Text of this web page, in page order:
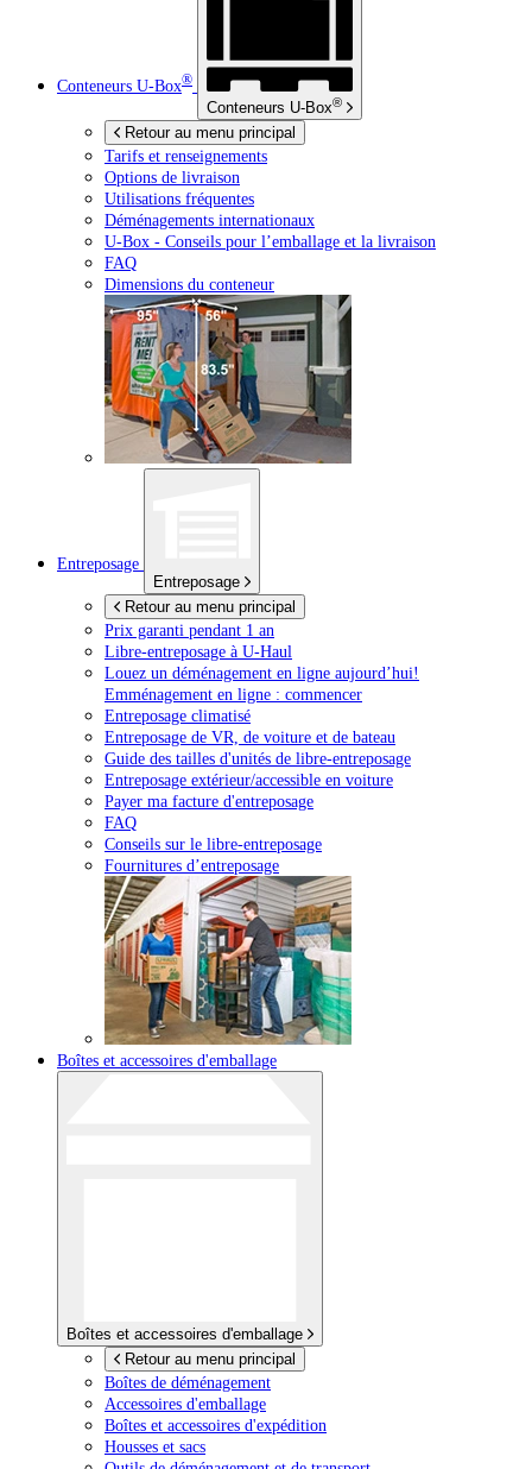
Conteneurs U-Box®
Conteneurs U-Box®
Retour au menu principal
Tarifs et renseignements
Options de livraison
Utilisations fréquentes
Déménagements internationaux
U-Box - Conseils pour l’emballage et la livraison
FAQ
Dimensions du conteneur
Entreposage
Entreposage
Retour au menu principal
Prix garanti pendant 1 an
Libre-entreposage à U-Haul
Louez un déménagement en ligne aujourd’hui!
Emménagement en ligne : commencer
Entreposage climatisé
Entreposage de VR, de voiture et de bateau
Guide des tailles d'unités de libre-entreposage
Entreposage extérieur/accessible en voiture
Payer ma facture d'entreposage
FAQ
Conseils sur le libre-entreposage
Fournitures d’entreposage
Boîtes et accessoires d'emballage
Boîtes et accessoires d'emballage
Retour au menu principal
Boîtes de déménagement
Accessoires d'emballage
Boîtes et accessoires d'expédition
Housses et sacs